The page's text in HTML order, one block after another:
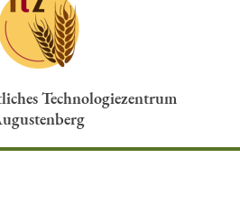
Technologiezentrum